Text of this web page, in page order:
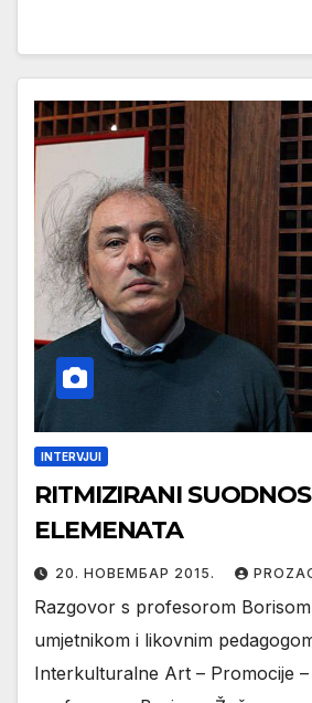
INTERVJUI
RITMIZIRANI
ELEMENATA
20. НОВЕМБАР 2015.
Razgovor s profesorom
umjetnikom i likovnim
Interkulturalne Art – Promocije –